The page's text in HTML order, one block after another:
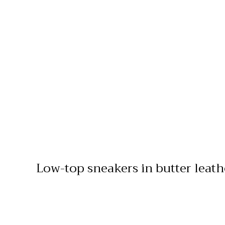
Low-top sneakers in butter